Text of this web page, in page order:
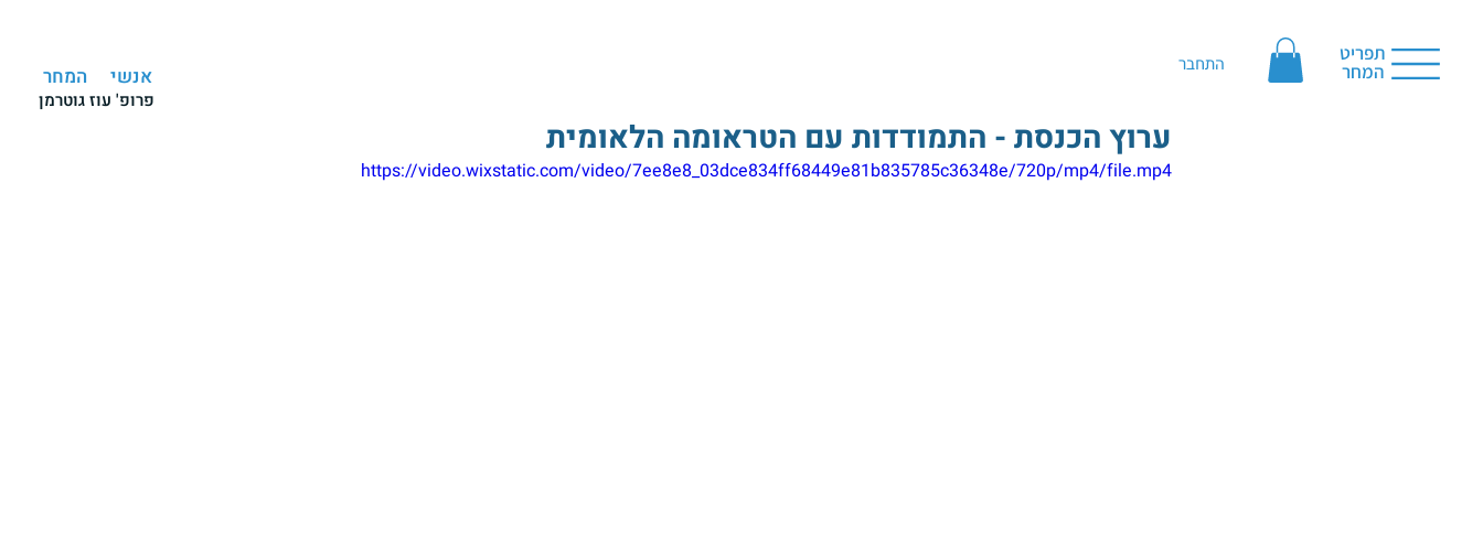
אנשי המחר
פרופ' עוז גוטרמן
התחבר תפריט
המחר
ערוץ הכנסת - התמודדות עם הטראומה הלאומית
https://video.wixstatic.com/video/7ee8e8_03dce834ff68449e81b835785c36348e/720p/mp4/file.mp4